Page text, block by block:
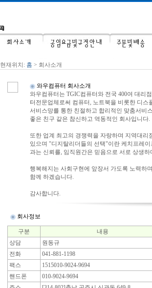
현재위치: 홈 > 회사소개
와우컴퓨터 회사소개
와우컴퓨터는 TGIC컴퓨터와 전국 400여 대리
터전문업체로써 컴퓨터, 노트북을 비롯한 디스
서비스망를 통한 친절하고 합리적인 맞춤서비
좋은 친구 같은 참신하고 역동적인 회사입니다.
또한 업계 최고의 경쟁력을 자랑하며 지역대리
있으며 "디지탈리더들의 선택"이란 케치프레
과는 신뢰를, 임직원간은 믿음으로 서로 상생하
행복해지는 사회구현에 앞장서 가도록 노력하
함께 하겠습니다.
감사합니다.
회사정보
구분
내용
상담
원동규
전화
041-881-1198
팩스
1515010-9024-9694
핸드폰
010-9024-9694